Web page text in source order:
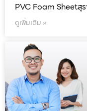
PVC Foam Sheetสุ
ดูเพิ่มเติม »